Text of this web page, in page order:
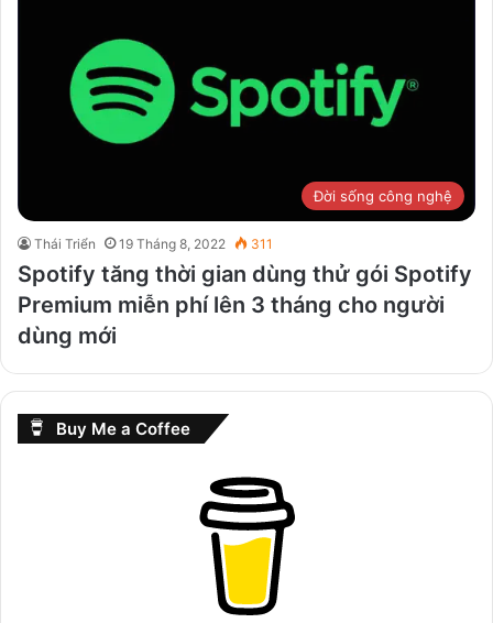
Đời sống công nghệ
Thái Triển 19 Tháng 8, 2022 311
Spotify tăng thời gian dùng thử gói Spotify
Premium miễn phí lên 3 tháng cho người
dùng mới
Buy Me a Coffee